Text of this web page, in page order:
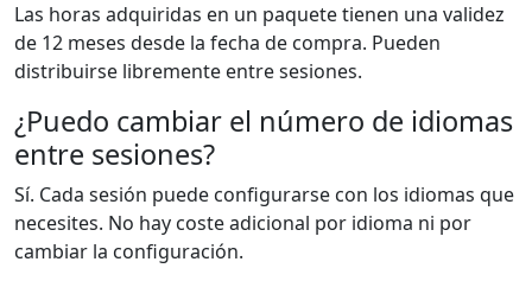
Las horas adquiridas en un paquete tienen una validez
de 12 meses desde la fecha de compra. Pueden
distribuirse libremente entre sesiones.
¿Puedo cambiar el número de idiomas
entre sesiones?
Sí. Cada sesión puede configurarse con los idiomas que
necesites. No hay coste adicional por idioma ni por
cambiar la configuración.